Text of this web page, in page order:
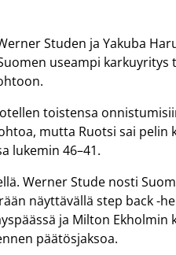
Studen ja Yakuba
useampi
toistensa
mutta Ruotsi sai pelin
lukemin 46–41.
Werner Stude nosti
näyttävällä step back -
ja Milton Ekholmin
päätösjaksoa.